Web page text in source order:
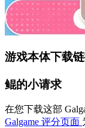
游戏本体下载
鲲的小请求
在您下载这部
Galgame 评分页面